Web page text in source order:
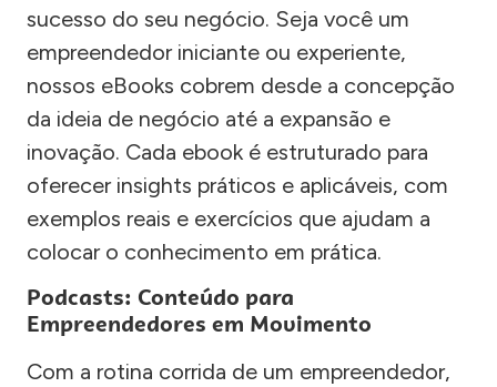
sucesso do seu negócio. Seja você um
empreendedor iniciante ou experiente,
nossos eBooks cobrem desde a concepção
da ideia de negócio até a expansão e
inovação. Cada ebook é estruturado para
oferecer insights práticos e aplicáveis, com
exemplos reais e exercícios que ajudam a
colocar o conhecimento em prática.
Podcasts: Conteúdo para
Empreendedores em Movimento
Com a rotina corrida de um empreendedor,